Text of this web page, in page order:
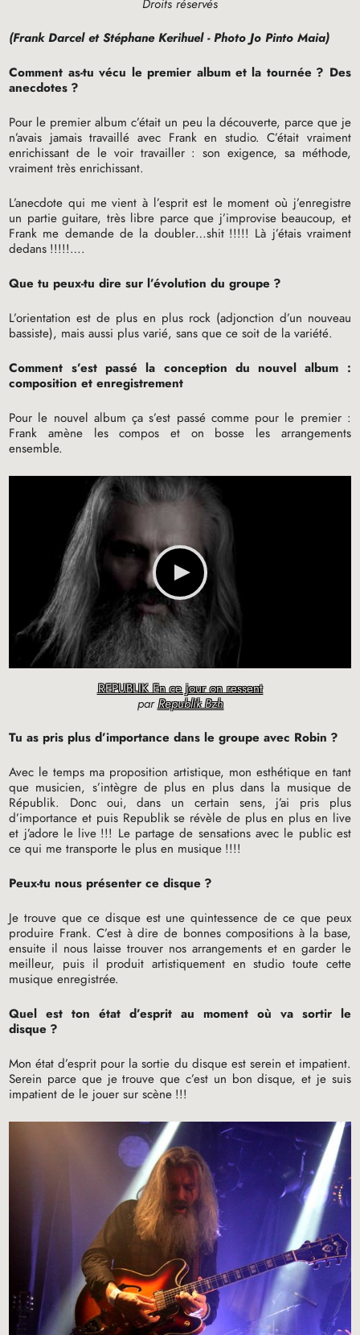
Droits réservés
(Frank Darcel et Stéphane Kerihuel - Photo Jo Pinto Maia)
Comment as-tu vécu le premier album et la tournée ? Des
anecdotes ?
Pour le premier album c’était un peu la découverte, parce que je
n’avais jamais travaillé avec Frank en studio. C’était vraiment
enrichissant de le voir travailler : son exigence, sa méthode,
vraiment très enrichissant.
L’anecdote qui me vient à l’esprit est le moment où j’enregistre
un partie guitare, très libre parce que j’improvise beaucoup, et
Frank me demande de la doubler…shit !!!!! Là j’étais vraiment
dedans !!!!!….
Que tu peux-tu dire sur l’évolution du groupe ?
L’orientation est de plus en plus rock (adjonction d’un nouveau
bassiste), mais aussi plus varié, sans que ce soit de la variété.
Comment s’est passé la conception du nouvel album :
composition et enregistrement
Pour le nouvel album ça s’est passé comme pour le premier :
Frank amène les compos et on bosse les arrangements
ensemble.
REPUBLIK En ce jour on ressent
parRepublik Bzh
Tu as pris plus d’importance dans le groupe avec Robin ?
Avec le temps ma proposition artistique, mon esthétique en tant
que musicien, s’intègre de plus en plus dans la musique de
Républik. Donc oui, dans un certain sens, j’ai pris plus
d’importance et puis Republik se révèle de plus en plus en live
et j’adore le live !!! Le partage de sensations avec le public est
ce qui me transporte le plus en musique !!!!
Peux-tu nous présenter ce disque ?
Je trouve que ce disque est une quintessence de ce que peux
produire Frank. C’est à dire de bonnes compositions à la base,
ensuite il nous laisse trouver nos arrangements et en garder le
meilleur, puis il produit artistiquement en studio toute cette
musique enregistrée.
Quel est ton état d’esprit au moment où va sortir le
disque ?
Mon état d’esprit pour la sortie du disque est serein et impatient.
Serein parce que je trouve que c’est un bon disque, et je suis
impatient de le jouer sur scène !!!